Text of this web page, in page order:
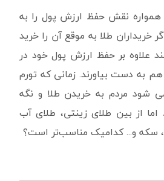
همواره نقش حفظ ارزش پول را به
طلا به موقع آن را خرید
علاوه بر حفظ ارزش پول خود در
هم به دست بیاورند. زمانی که تورم
شود مردم به خریدن طلا و نگه
اما از بین طلای زینتی، طلای آب
سکه و... کدامیک مناسب‌تر است؟